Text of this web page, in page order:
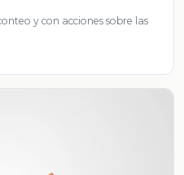
y con acciones sobre las